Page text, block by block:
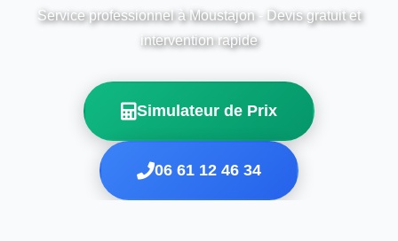
Service professionnel à Moustajon - Devis gratuit et
intervention rapide
Simulateur de Prix
06 61 12 46 34